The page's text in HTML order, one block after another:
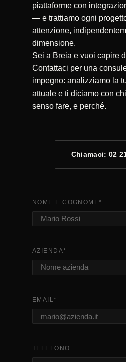
piattaforme con
— e trattiamo ogni
attenzione,
dimensione.
Sei a Breia e vuoi capire
Contattaci per una
impegno: analizziamo la
attuale e ti diciamo con
senso fare, e perché.
Chiamaci: 02
NOME E COGNOME*
AZIENDA*
EMAIL*
TELEFONO